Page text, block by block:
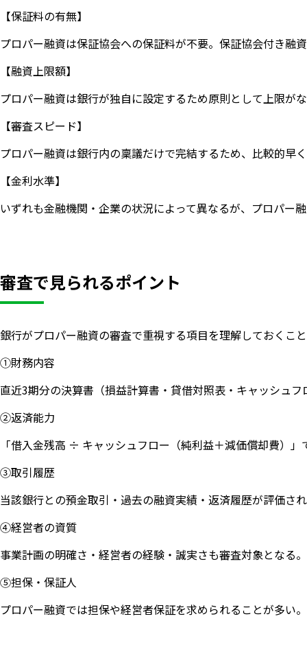
【保証料の有無】
プロパー融資は保証協会への保証料が不要。保証協会付き融
【融資上限額】
プロパー融資は銀行が独自に設定するため原則として上限が
【審査スピード】
プロパー融資は銀行内の稟議だけで完結するため、比較的早
【金利水準】
いずれも金融機関・企業の状況によって異なるが、プロパー
審査で見られるポイント
銀行がプロパー融資の審査で重視する項目を理解しておくこ
①財務内容
直近3期分の決算書（損益計算書・貸借対照表・キャッシュ
②返済能力
「借入金残高 ÷ キャッシュフロー（純利益＋減価償却費）
③取引履歴
当該銀行との預金取引・過去の融資実績・返済履歴が評価さ
④経営者の資質
事業計画の明確さ・経営者の経験・誠実さも審査対象となる
⑤担保・保証人
プロパー融資では担保や経営者保証を求められることが多い